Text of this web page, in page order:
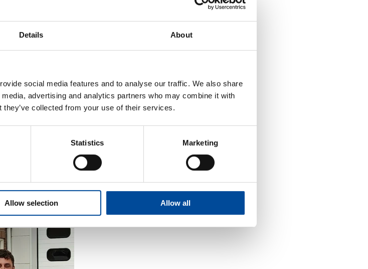
Details About
social media features and to analyse our traffic. We also share
advertising and analytics partners who may combine it with
collected from your use of their services.
Statistics Marketing
Allow selection Allow all